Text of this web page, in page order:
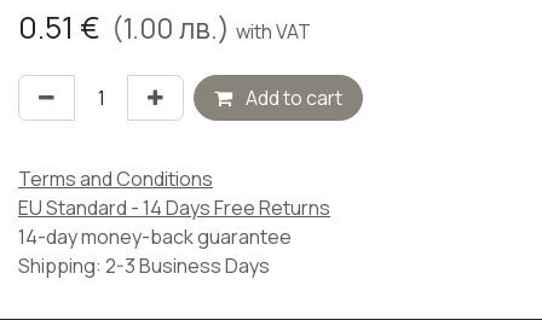
0.51 € (1.00лв.) with VAT
Add to cart
Terms and Conditions
EU Standard - 14 Days Free Returns
14-day money-back guarantee
Shipping: 2-3 Business Days